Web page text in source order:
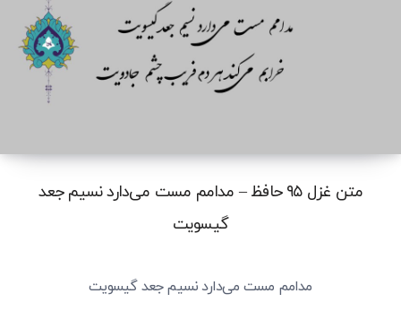
متن غزل ۹۵ حافظ – مدامم مست می‌دارد نسیم جعد
گیسویت
مدامم مست می‌دارد نسیم جعد گیسویت